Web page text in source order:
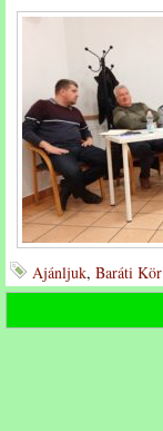
Ajánljuk, Baráti